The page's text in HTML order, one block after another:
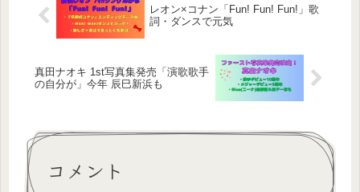
レオン×コナン「Fun! Fun! Fun!」歌
詞・ダンスで元気
真田ナオキ 1st写真集発売「演歌歌手
の自分が」今年 辰巳新浜も
コメント